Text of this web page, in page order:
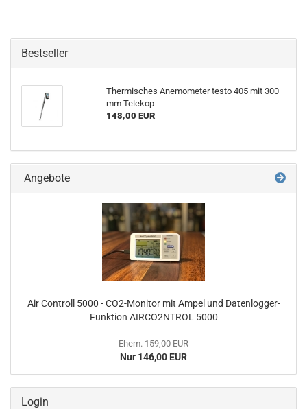
Bestseller
Thermisches Anemometer testo 405 mit 300
mm Telekop
148,00 EUR
Angebote
Air Controll 5000 - CO2-Monitor mit Ampel und Datenlogger-
Funktion AIRCO2NTROL 5000
Ehem. 159,00 EUR
Nur 146,00 EUR
Login